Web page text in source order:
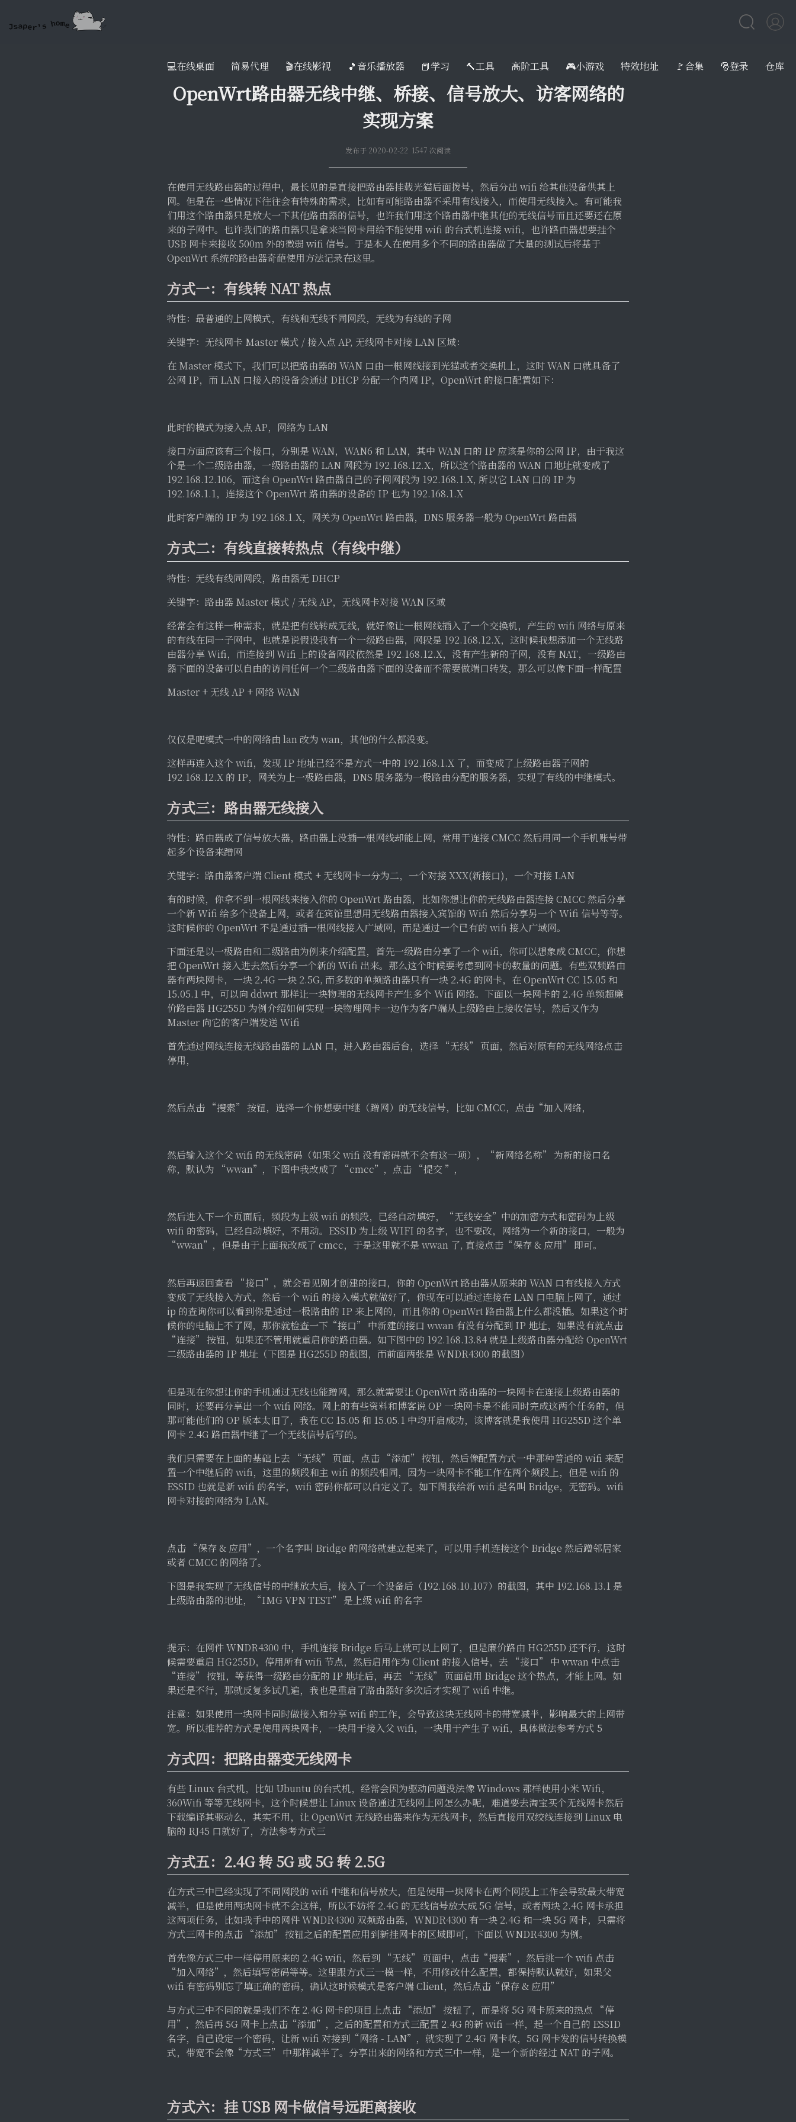
💻在线桌面 简易代理 🎬在线影视 🎵音乐播放器 📕学习 🔨工具 高阶工具 🎮小游戏 特效地址 🚩合集 🎅登录 仓库
OpenWrt路由器无线中继、桥接、信号放大、访客网络的
实现方案
发布于 2020-02-22 1547 次阅读
在使用无线路由器的过程中，最长见的是直接把路由器挂载光猫后面拨号，然后分出 wifi 给其他设备供其上
网。但是在一些情况下往往会有特殊的需求，比如有可能路由器不采用有线接入，而使用无线接入。有可能我
们用这个路由器只是放大一下其他路由器的信号，也许我们用这个路由器中继其他的无线信号而且还要还在原
来的子网中。也许我们的路由器只是拿来当网卡用给不能使用 wifi 的台式机连接 wifi，也许路由器想要挂个
USB 网卡来接收 500m 外的微弱 wifi 信号。于是本人在使用多个不同的路由器做了大量的测试后将基于
OpenWrt 系统的路由器奇葩使用方法记录在这里。
方式一：有线转 NAT 热点
特性：最普通的上网模式，有线和无线不同网段，无线为有线的子网
关键字：无线网卡 Master 模式 / 接入点 AP, 无线网卡对接 LAN 区域：
在 Master 模式下，我们可以把路由器的 WAN 口由一根网线接到光猫或者交换机上，这时 WAN 口就具备了
公网 IP，而 LAN 口接入的设备会通过 DHCP 分配一个内网 IP，OpenWrt 的接口配置如下：
此时的模式为接入点 AP，网络为 LAN
接口方面应该有三个接口，分别是 WAN，WAN6 和 LAN，其中 WAN 口的 IP 应该是你的公网 IP，由于我这
个是一个二级路由器，一级路由器的 LAN 网段为 192.168.12.X，所以这个路由器的 WAN 口地址就变成了
192.168.12.106，而这台 OpenWrt 路由器自己的子网网段为 192.168.1.X, 所以它 LAN 口的 IP 为
192.168.1.1，连接这个 OpenWrt 路由器的设备的 IP 也为 192.168.1.X
此时客户端的 IP 为 192.168.1.X，网关为 OpenWrt 路由器，DNS 服务器一般为 OpenWrt 路由器
方式二：有线直接转热点（有线中继）
特性：无线有线同网段，路由器无 DHCP
关键字：路由器 Master 模式 / 无线 AP，无线网卡对接 WAN 区域
经常会有这样一种需求，就是把有线转成无线，就好像让一根网线插入了一个交换机，产生的 wifi 网络与原来
的有线在同一子网中，也就是说假设我有一个一级路由器，网段是 192.168.12.X，这时候我想添加一个无线路
由器分享 Wifi，而连接到 Wifi 上的设备网段依然是 192.168.12.X，没有产生新的子网，没有 NAT，一级路由
器下面的设备可以自由的访问任何一个二级路由器下面的设备而不需要做端口转发，那么可以像下面一样配置
Master + 无线 AP + 网络 WAN
仅仅是吧模式一中的网络由 lan 改为 wan，其他的什么都没变。
这样再连入这个 wifi，发现 IP 地址已经不是方式一中的 192.168.1.X 了，而变成了上级路由器子网的
192.168.12.X 的 IP，网关为上一极路由器，DNS 服务器为一极路由分配的服务器，实现了有线的中继模式。
方式三：路由器无线接入
特性：路由器成了信号放大器，路由器上没插一根网线却能上网，常用于连接 CMCC 然后用同一个手机账号带
起多个设备来蹭网
关键字：路由器客户端 Client 模式 + 无线网卡一分为二，一个对接 XXX(新接口)，一个对接 LAN
有的时候，你拿不到一根网线来接入你的 OpenWrt 路由器，比如你想让你的无线路由器连接 CMCC 然后分享
一个新 Wifi 给多个设备上网，或者在宾馆里想用无线路由器接入宾馆的 Wifi 然后分享另一个 Wifi 信号等等。
这时候你的 OpenWrt 不是通过插一根网线接入广域网，而是通过一个已有的 wifi 接入广域网。
下面还是以一极路由和二级路由为例来介绍配置，首先一级路由分享了一个 wifi，你可以想象成 CMCC，你想
把 OpenWrt 接入进去然后分享一个新的 Wifi 出来。那么这个时候要考虑到网卡的数量的问题。有些双频路由
器有两块网卡，一块 2.4G 一块 2.5G, 而多数的单频路由器只有一块 2.4G 的网卡，在 OpenWrt CC 15.05 和
15.05.1 中，可以向 ddwrt 那样让一块物理的无线网卡产生多个 Wifi 网络。下面以一块网卡的 2.4G 单频超廉
价路由器 HG255D 为例介绍如何实现一块物理网卡一边作为客户端从上级路由上接收信号，然后又作为
Master 向它的客户端发送 Wifi
首先通过网线连接无线路由器的 LAN 口，进入路由器后台，选择 “无线” 页面，然后对原有的无线网络点击
停用，
然后点击 “搜索” 按钮，选择一个你想要中继（蹭网）的无线信号，比如 CMCC，点击“加入网络，
然后输入这个父 wifi 的无线密码（如果父 wifi 没有密码就不会有这一项），“新网络名称” 为新的接口名
称，默认为 “wwan”，下图中我改成了 “cmcc”，点击 “提交 ”，
然后进入下一个页面后，频段为上级 wifi 的频段，已经自动填好，“无线安全”中的加密方式和密码为上级
wifi 的密码，已经自动填好，不用动。ESSID 为上级 WIFI 的名字，也不要改，网络为一个新的接口，一般为
“wwan”，但是由于上面我改成了 cmcc，于是这里就不是 wwan 了, 直接点击“保存 & 应用” 即可。
然后再返回查看 “接口”，就会看见刚才创建的接口，你的 OpenWrt 路由器从原来的 WAN 口有线接入方式
变成了无线接入方式，然后一个 wifi 的接入模式就做好了，你现在可以通过连接在 LAN 口电脑上网了，通过
ip 的查询你可以看到你是通过一极路由的 IP 来上网的，而且你的 OpenWrt 路由器上什么都没插。如果这个时
候你的电脑上不了网，那你就检查一下“接口” 中新建的接口 wwan 有没有分配到 IP 地址，如果没有就点击
“连接” 按钮，如果还不管用就重启你的路由器。如下图中的 192.168.13.84 就是上级路由器分配给 OpenWrt
二级路由器的 IP 地址（下图是 HG255D 的截图，而前面两张是 WNDR4300 的截图）
但是现在你想让你的手机通过无线也能蹭网，那么就需要让 OpenWrt 路由器的一块网卡在连接上级路由器的
同时，还要再分享出一个 wifi 网络。网上的有些资料和博客说 OP 一块网卡是不能同时完成这两个任务的，但
那可能他们的 OP 版本太旧了，我在 CC 15.05 和 15.05.1 中均开启成功，该博客就是我使用 HG255D 这个单
网卡 2.4G 路由器中继了一个无线信号后写的。
我们只需要在上面的基础上去 “无线” 页面，点击 “添加” 按钮，然后像配置方式一中那种普通的 wifi 来配
置一个中继后的 wifi，这里的频段和主 wifi 的频段相同，因为一块网卡不能工作在两个频段上，但是 wifi 的
ESSID 也就是新 wifi 的名字，wifi 密码你都可以自定义了。如下图我给新 wifi 起名叫 Bridge，无密码。wifi
网卡对接的网络为 LAN。
点击 “保存 & 应用”，一个名字叫 Bridge 的网络就建立起来了，可以用手机连接这个 Bridge 然后蹭邻居家
或者 CMCC 的网络了。
下图是我实现了无线信号的中继放大后，接入了一个设备后（192.168.10.107）的截图，其中 192.168.13.1 是
上级路由器的地址，“IMG VPN TEST” 是上级 wifi 的名字
提示：在网件 WNDR4300 中，手机连接 Bridge 后马上就可以上网了，但是廉价路由 HG255D 还不行，这时
候需要重启 HG255D，停用所有 wifi 节点，然后启用作为 Client 的接入信号，去 “接口” 中 wwan 中点击
“连接” 按钮，等获得一级路由分配的 IP 地址后，再去 “无线” 页面启用 Bridge 这个热点，才能上网。如
果还是不行，那就反复多试几遍，我也是重启了路由器好多次后才实现了 wifi 中继。
注意：如果使用一块网卡同时做接入和分享 wifi 的工作，会导致这块无线网卡的带宽减半，影响最大的上网带
宽。所以推荐的方式是使用两块网卡，一块用于接入父 wifi，一块用于产生子 wifi，具体做法参考方式 5
方式四：把路由器变无线网卡
有些 Linux 台式机，比如 Ubuntu 的台式机，经常会因为驱动问题没法像 Windows 那样使用小米 Wifi，
360Wifi 等等无线网卡，这个时候想让 Linux 设备通过无线网上网怎么办呢，难道要去淘宝买个无线网卡然后
下载编译其驱动么，其实不用，让 OpenWrt 无线路由器来作为无线网卡，然后直接用双绞线连接到 Linux 电
脑的 RJ45 口就好了，方法参考方式三
方式五：2.4G 转 5G 或 5G 转 2.5G
在方式三中已经实现了不同网段的 wifi 中继和信号放大，但是使用一块网卡在两个网段上工作会导致最大带宽
减半，但是使用两块网卡就不会这样，所以不妨将 2.4G 的无线信号放大成 5G 信号，或者两块 2.4G 网卡承担
这两项任务，比如我手中的网件 WNDR4300 双频路由器，WNDR4300 有一块 2.4G 和一块 5G 网卡，只需将
方式三网卡的点击 “添加” 按钮之后的配置应用到新挂网卡的区域即可，下面以 WNDR4300 为例。
首先像方式三中一样停用原来的 2.4G wifi，然后到 “无线” 页面中，点击“搜索”，然后挑一个 wifi 点击
“加入网络”，然后填写密码等等。这里跟方式三一模一样，不用修改什么配置，都保持默认就好，如果父
wifi 有密码别忘了填正确的密码，确认这时候模式是客户端 Client，然后点击“保存 & 应用”
与方式三中不同的就是我们不在 2.4G 网卡的项目上点击 “添加” 按钮了，而是将 5G 网卡原来的热点 “停
用”，然后再 5G 网卡上点击“添加”，之后的配置和方式三配置 2.4G 的新 wifi 一样，起一个自己的 ESSID
名字，自己设定一个密码，让新 wifi 对接到“网络 - LAN”，就实现了 2.4G 网卡收，5G 网卡发的信号转换模
式，带宽不会像“方式三” 中那样减半了。分享出来的网络和方式三中一样，是一个新的经过 NAT 的子网。
方式六：挂 USB 网卡做信号远距离接收